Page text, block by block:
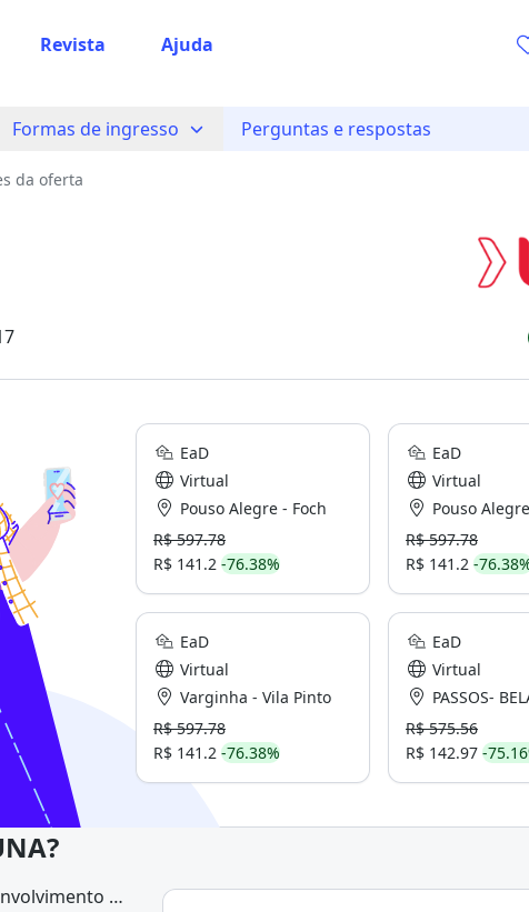
Revista Ajuda
Formas de ingresso Perguntas e respostas
da oferta
EaD
Virtual
Pouso Alegre - Foch
R$ 597.78
R$ 141.2 -76.38%
EaD
Virtual
Pouso Alegre -
R$ 597.78
R$ 141.2 -
EaD
Virtual
Varginha - Vila Pinto
R$ 597.78
R$ 141.2 -76.38%
EaD
Virtual
PASSOS-
R$ 575.56
R$ 142.97 -
e